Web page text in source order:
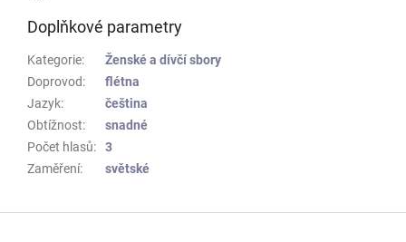
Doplňkové parametry
Kategorie:
Ženské a dívčí sbory
Doprovod:
flétna
Jazyk:
čeština
Obtížnost:
snadné
Počet hlasů:
3
Zaměření: světské